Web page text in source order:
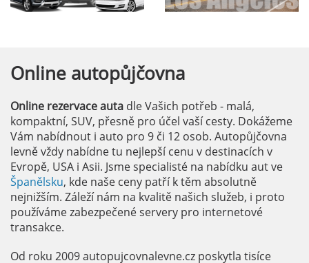
Online autopůjčovna
Online rezervace auta dle Vašich potřeb - malá,
kompaktní, SUV, přesně pro účel vaší cesty. Dokážeme
Vám nabídnout i auto pro 9 či 12 osob. Autopůjčovna
levně vždy nabídne tu nejlepší cenu v destinacích v
Evropě, USA i Asii. Jsme specialisté na nabídku aut ve
Španělsku, kde naše ceny patří k těm absolutně
nejnižším. Záleží nám na kvalitě našich služeb, i proto
používáme zabezpečené servery pro internetové
transakce.
Od roku 2009 autopujcovnalevne.cz poskytla tisíce